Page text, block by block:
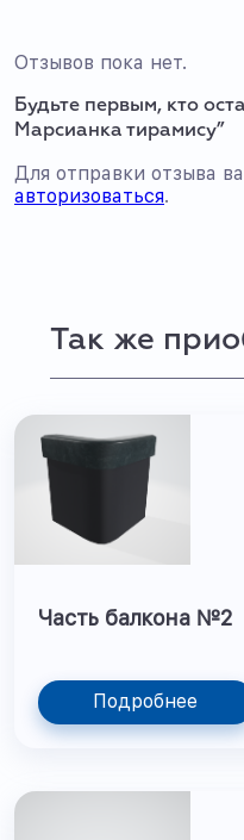
Отзывов пока нет.
Будьте первым, кто
Марсианка тирамису”
Для отправки отзыва
авторизоваться.
Так же
Часть балкона №2
Подробнее